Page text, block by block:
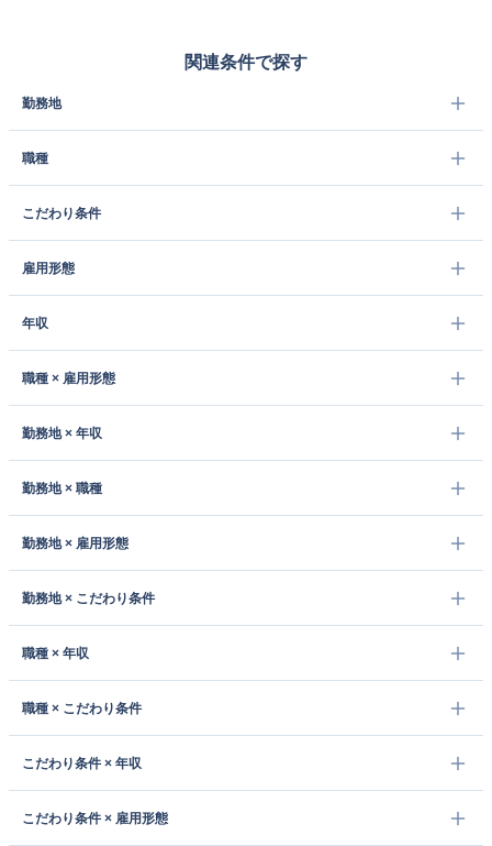
関連条件で探す
勤務地
職種
こだわり条件
雇用形態
年収
職種 × 雇用形態
勤務地 × 年収
勤務地 × 職種
勤務地 × 雇用形態
勤務地 × こだわり条件
職種 × 年収
職種 × こだわり条件
こだわり条件 × 年収
こだわり条件 × 雇用形態